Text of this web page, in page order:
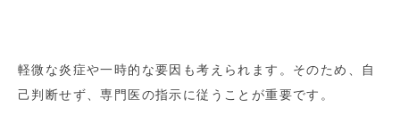
軽微な炎症や一時的な要因も考えられます。そのため、自
己判断せず、専門医の指示に従うことが重要です。